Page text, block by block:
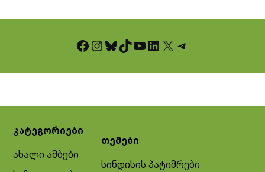
Facebook InstagramBluesky TikTok YouTube LinkedIn X Telegram
კატეგორიები
ახალი ამბები
თემები
სინდისის პატიმრები